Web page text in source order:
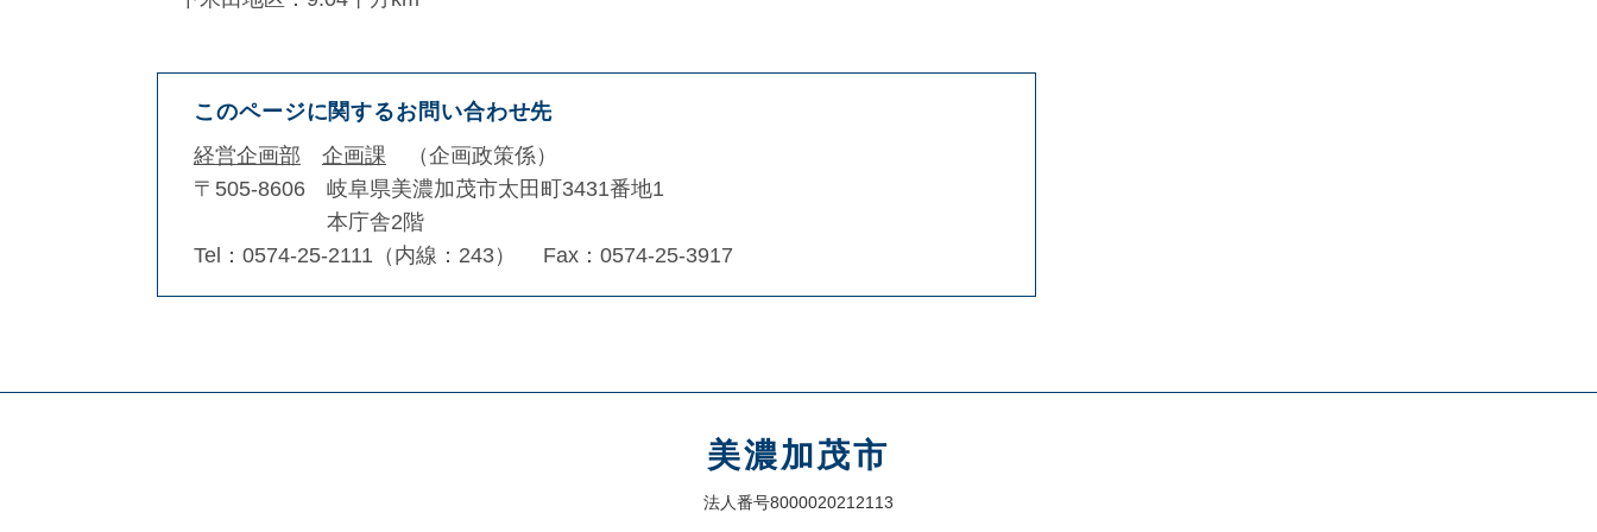
このページに関するお問い合わせ先
経営企画部
企画課
企画政策係
〒505-8606
岐阜県美濃加茂市太田町3431番地1
本庁舎2階
Tel：0574-25-2111（内線：243）
Fax：0574-25-3917
美濃加茂市
法人番号8000020212113